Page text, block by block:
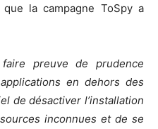
que la campagne ToSpy a
preuve de prudence
en dehors des
de désactiver l’installation
inconnues et de se